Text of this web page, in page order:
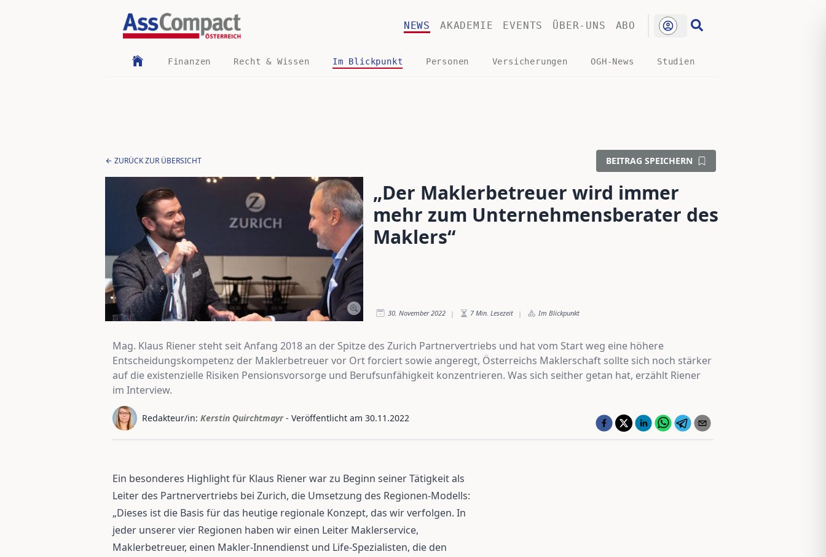
NEWS AKADEMIE EVENTS ÜBER-UNS ABO
Finanzen Recht & Wissen Im Blickpunkt Personen Versicherungen OGH-News Studien
ZURÜCK ZUR ÜBERSICHT BEITRAG SPEICHERN
„Der Maklerbetreuer wird immer
mehr zum Unternehmensberater des
Maklers“
30. November 2022 | 7 Min. Lesezeit | Im Blickpunkt
Mag. Klaus Riener steht seit Anfang 2018 an der Spitze des Zurich Partnervertriebs und hat vom Start weg eine höhere
Entscheidungskompetenz der Maklerbetreuer vor Ort forciert sowie angeregt, Österreichs Maklerschaft sollte sich noch stärker
auf die existenzielle Risiken Pensionsvorsorge und Berufsunfähigkeit konzentrieren. Was sich seither getan hat, erzählt Riener
im Interview.
Redakteur/in: Kerstin Quirchtmayr - Veröffentlicht am 30.11.2022
Ein besonderes Highlight für Klaus Riener war zu Beginn seiner Tätigkeit als
Leiter des Partnervertriebs bei Zurich, die Umsetzung des Regionen-Modells:
„Dieses ist die Basis für das heutige regionale Konzept, das wir verfolgen. In
jeder unserer vier Regionen haben wir einen Leiter Maklerservice,
Maklerbetreuer, einen Makler-Innendienst und Life-Spezialisten, die den